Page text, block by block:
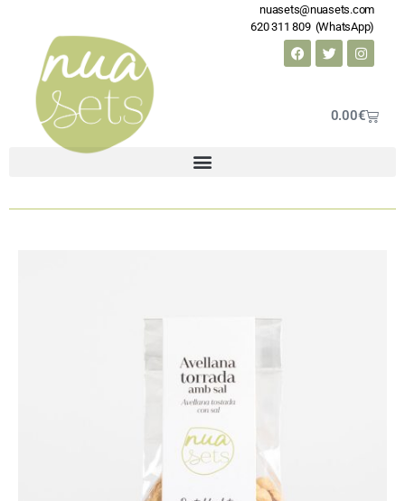
0.00€
nuasets@nuasets.com
620 311 809 (WhatsApp)